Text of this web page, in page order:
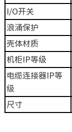
I/O开关
浪涌保护
壳体材质
机柜IP等级
电缆连接器IP等
级
尺寸